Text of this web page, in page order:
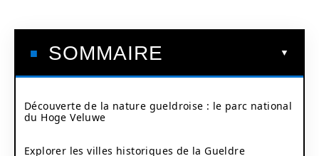
SOMMAIRE
Découverte de la nature gueldroise : le parc national
du Hoge Veluwe
Explorer les villes historiques de la Gueldre